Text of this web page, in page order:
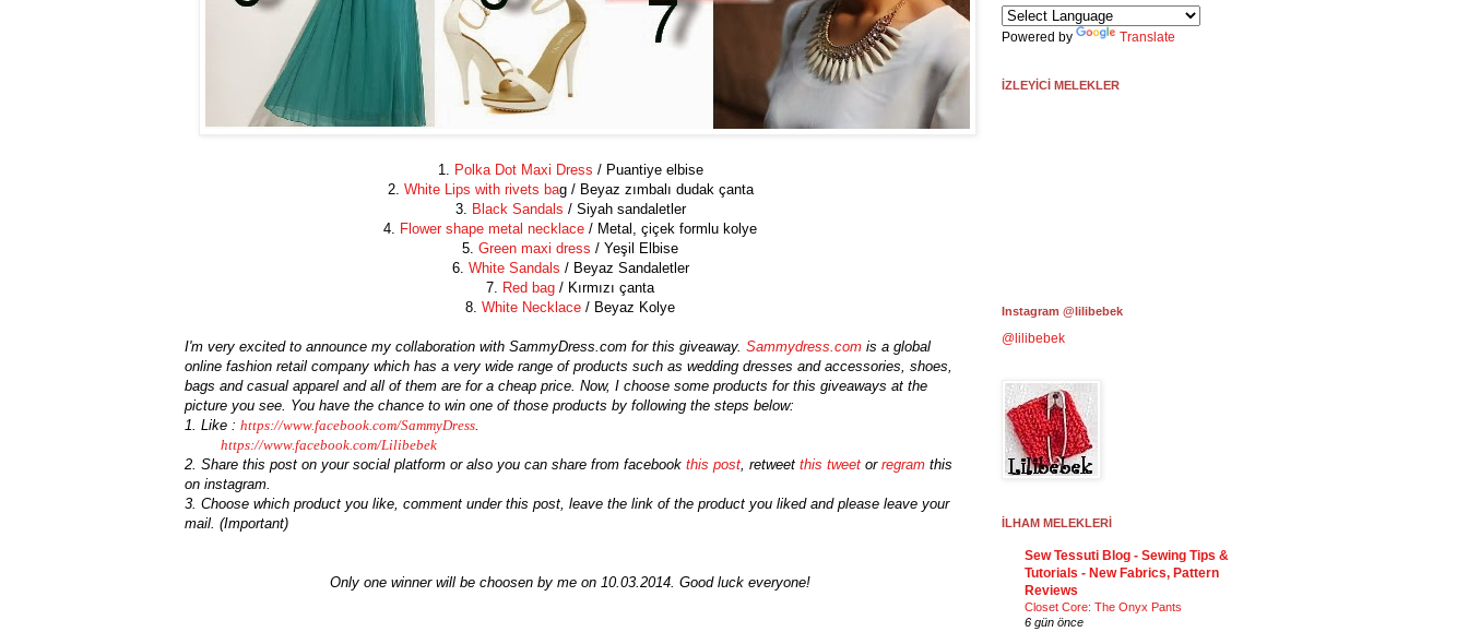
1. Polka Dot Maxi Dress / Puantiye elbise
2. White Lips with rivets bag / Beyaz zımbalı dudak çanta
3. Black Sandals / Siyah sandaletler
4. Flower shape metal necklace / Metal, çiçek formlu kolye
5. Green maxi dress / Yeşil Elbise
6. White Sandals / Beyaz Sandaletler
7. Red bag / Kırmızı çanta
8. White Necklace / Beyaz Kolye
I'm very excited to announce my collaboration with SammyDress.com for this giveaway. Sammydress.com is a global
online fashion retail company which has a very wide range of products such as wedding dresses and accessories, shoes,
bags and casual apparel and all of them are for a cheap price. Now, I choose some products for this giveaways at the
picture you see. You have the chance to win one of those products by following the steps below:
1. Like : https://www.facebook.com/SammyDress.
https://www.facebook.com/Lilibebek
2. Share this post on your social platform or also you can share from facebook this post, retweet this tweet or regram this
on instagram.
3. Choose which product you like, comment under this post, leave the link of the product you liked and please leave your
mail. (Important)
Only one winner will be choosen by me on 10.03.2014. Good luck everyone!
Powered by Translate
İZLEYİCİ MELEKLER
Instagram @lilibebek
@lilibebek
İLHAM MELEKLERİ
Sew Tessuti Blog - Sewing Tips &
Tutorials - New Fabrics, Pattern
Reviews
Closet Core: The Onyx Pants
6 gün önce